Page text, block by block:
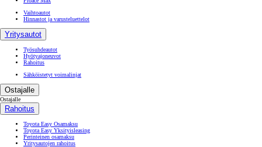
Vaihtoautot
Hinnastot ja varusteluettelot
Yritysautot
Työsuhdeautot
Hyötyajoneuvot
Rahoitus
Sähköistetyt voimalinjat
Ostajalle
Ostajalle
Rahoitus
Toyota Easy Osamaksu
Toyota Easy Yksityisleasing
Perinteinen osamaksu
Yritysautojen rahoitus